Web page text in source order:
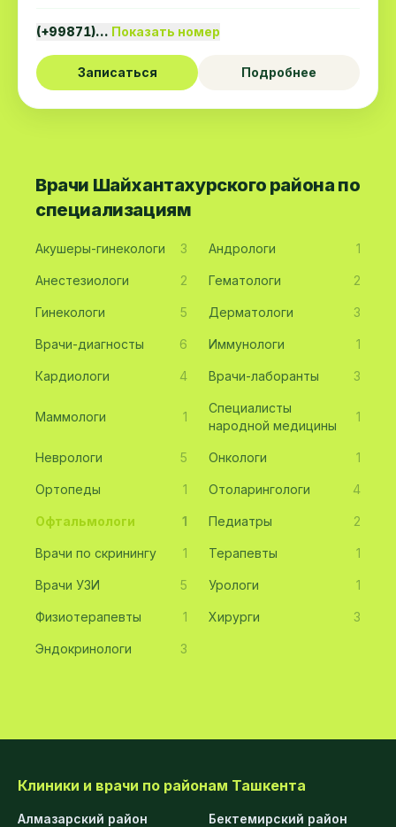
(+99871)… Показать номер
Записаться Подробнее
Врачи Шайхантахурского района по
специализациям
Акушеры-гинекологи 3 Андрологи 1
Анестезиологи 2 Гематологи 2
Гинекологи 5 Дерматологи 3
Врачи-диагносты 6 Иммунологи 1
Кардиологи 4 Врачи-лаборанты 3
Маммологи 1
Специалисты
народной медицины
1
Неврологи 5 Онкологи 1
Ортопеды 1 Отоларингологи 4
Офтальмологи 1 Педиатры 2
Врачи по скринингу 1 Терапевты 1
Врачи УЗИ 5 Урологи 1
Физиотерапевты 1 Хирурги 3
Эндокринологи 3
Клиники и врачи по районам Ташкента
Алмазарский район
Бектемирский район